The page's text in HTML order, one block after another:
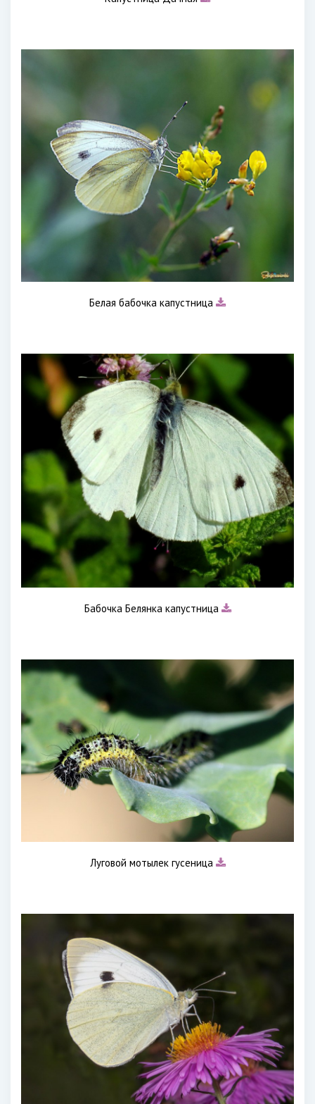
Белая бабочка капустница
Бабочка Белянка капустница
Луговой мотылек гусеница